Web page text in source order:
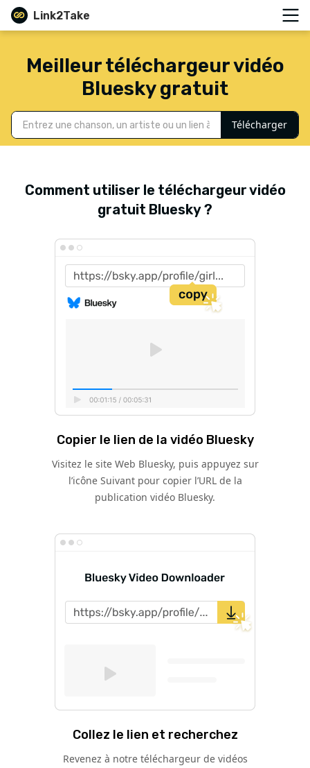
Link2Take
Meilleur téléchargeur vidéo
Bluesky gratuit
Télécharger
Comment utiliser le téléchargeur vidéo
gratuit Bluesky ?
Copier le lien de la vidéo Bluesky
Visitez le site Web Bluesky, puis appuyez sur
l’icône Suivant pour copier l’URL de la
publication vidéo Bluesky.
Collez le lien et recherchez
Revenez à notre téléchargeur de vidéos